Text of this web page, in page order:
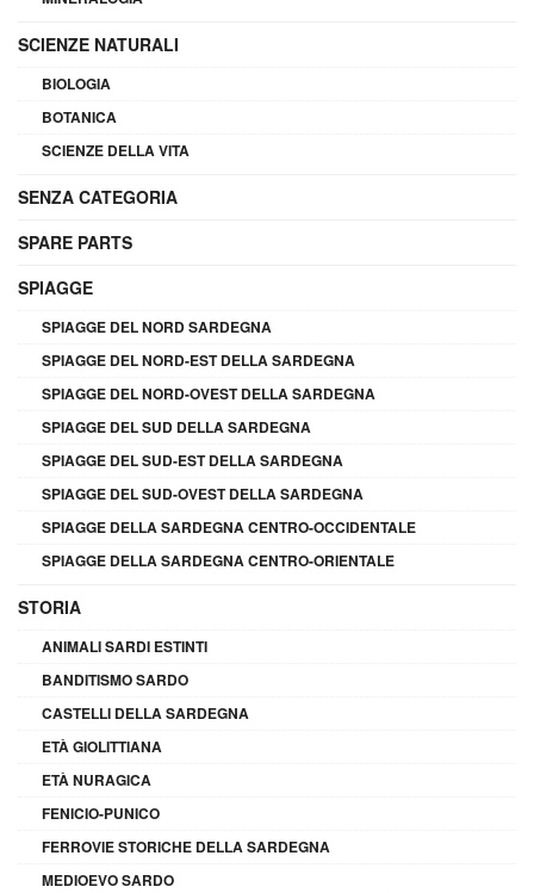
SCIENZE NATURALI
BIOLOGIA
BOTANICA
SCIENZE DELLA VITA
SENZA CATEGORIA
SPARE PARTS
SPIAGGE
SPIAGGE DEL NORD SARDEGNA
SPIAGGE DEL NORD-EST DELLA SARDEGNA
SPIAGGE DEL NORD-OVEST DELLA SARDEGNA
SPIAGGE DEL SUD DELLA SARDEGNA
SPIAGGE DEL SUD-EST DELLA SARDEGNA
SPIAGGE DEL SUD-OVEST DELLA SARDEGNA
SPIAGGE DELLA SARDEGNA CENTRO-OCCIDENTALE
SPIAGGE DELLA SARDEGNA CENTRO-ORIENTALE
STORIA
ANIMALI SARDI ESTINTI
BANDITISMO SARDO
CASTELLI DELLA SARDEGNA
ETÀ GIOLITTIANA
ETÀ NURAGICA
FENICIO-PUNICO
FERROVIE STORICHE DELLA SARDEGNA
MEDIOEVO SARDO